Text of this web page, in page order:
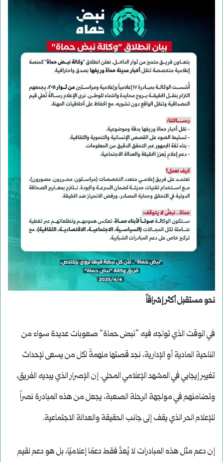
نحو مستقبل أكثر إشراقاً
في الوقت الذي تواجه فيه “نبض حماة” صعوبات عديدة سواء من
الناحية المادية أو الإدارية، نجد قصتها ملهمةً لكل من يسعى لإحداث
تغيير إيجابي في المشهد الإعلامي المحلي. إن الإصرار الذي يبديه الفريق،
وتضامنهم في مواجهة الرحلة الصعبة، يجعل من هذه المبادرة نصراً
للإعلام الحر الذي يقف إلى جانب الحقيقة والعدالة الاجتماعية.
إن دعم مثل هذه المبادرات لا يُعدَّ فقط دعمًا إعلاميًا، بل هو دعم لقيم